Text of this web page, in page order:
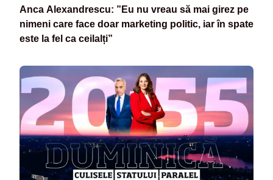
Anca Alexandrescu: ”Eu nu vreau să mai girez pe
nimeni care face doar marketing politic, iar în spate
este la fel ca ceilalți”